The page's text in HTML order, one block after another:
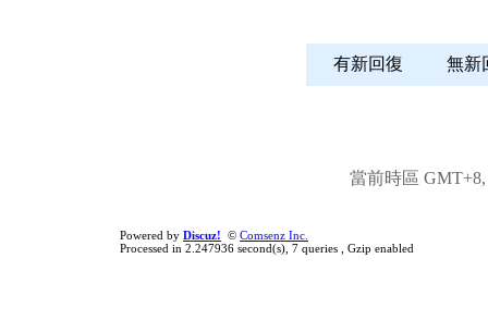
有新回復 無
當前時區 GMT+8,
Powered by Discuz! © Comsenz Inc.
Processed in 2.247936 second(s), 7 queries , Gzip enabled